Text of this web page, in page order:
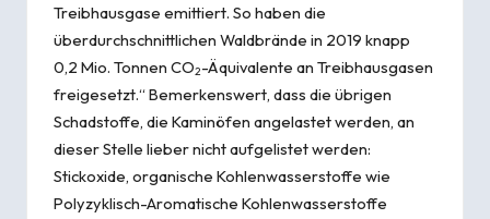
Treibhausgase emittiert. So haben die
überdurchschnittlichen Waldbrände in 2019 knapp
0,2 Mio. Tonnen CO2-Äquivalente an Treibhausgasen
freigesetzt.“ Bemerkenswert, dass die übrigen
Schadstoffe, die Kaminöfen angelastet werden, an
dieser Stelle lieber nicht aufgelistet werden:
Stickoxide, organische Kohlenwasserstoffe wie
Polyzyklisch-Aromatische Kohlenwasserstoffe